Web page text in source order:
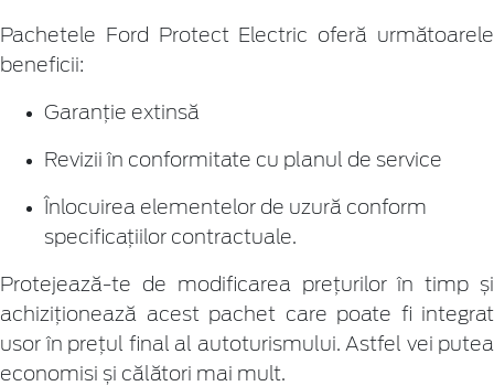
Pachetele Ford Protect Electric oferă următoarele
beneficii:
Garanție extinsă
Revizii în conformitate cu planul de service
Înlocuirea elementelor de uzură conform
specificațiilor contractuale.
Protejează-te de modificarea prețurilor în timp și
achiziționează acest pachet care poate fi integrat
usor în prețul final al autoturismului. Astfel vei putea
economisi și călători mai mult.